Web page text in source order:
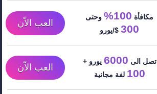
مكافأة 100% وحتى
300$/يورو
العب الاّن
تصل الى 6000يورو +
100 لفة مجانية
العب الاّن